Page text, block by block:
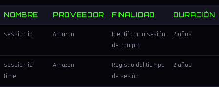
NOMBRE PROVEEDOR FINALIDAD DURACIÓN
session-id Amazon
Identificar la sesión
de compra
2 años
session-id-
time
Amazon
Registro del tiempo
de sesión
2 años